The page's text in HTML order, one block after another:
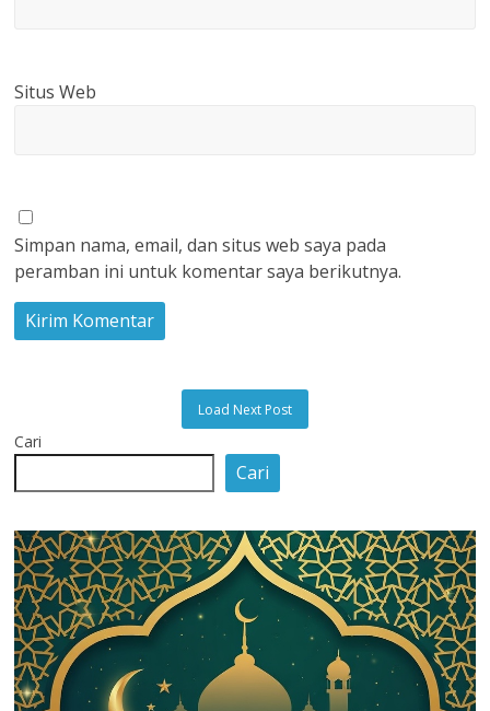
Situs Web
Simpan nama, email, dan situs web saya pada
peramban ini untuk komentar saya berikutnya.
Load Next Post
Cari
Cari